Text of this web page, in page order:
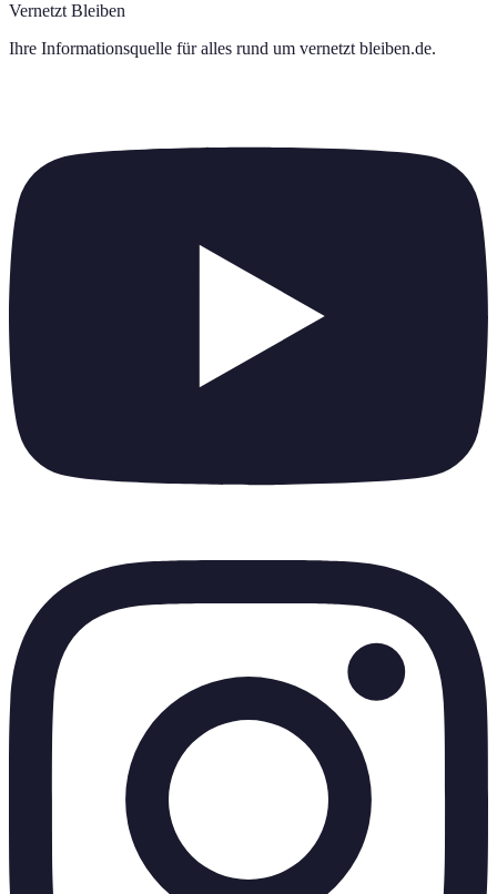
Vernetzt Bleiben
Ihre Informationsquelle für alles rund um vernetzt bleiben.de.